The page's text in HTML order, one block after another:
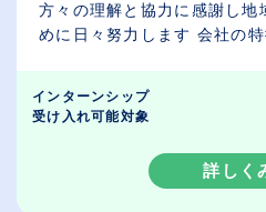
方々の理解と協力に感謝し地
めに日々努力します 会社の
インターンシップ
受け入れ可能対象
詳しく